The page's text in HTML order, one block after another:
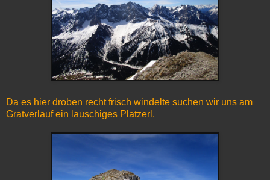
Da es hier droben recht frisch windelte suchen wir uns am
Gratverlauf ein lauschiges Platzerl.